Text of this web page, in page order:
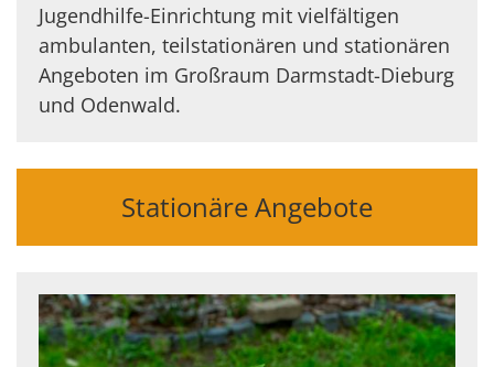
Jugendhilfe-Einrichtung mit vielfältigen
ambulanten, teilstationären und stationären
Angeboten im Großraum Darmstadt-Dieburg
und Odenwald.
Stationäre Angebote